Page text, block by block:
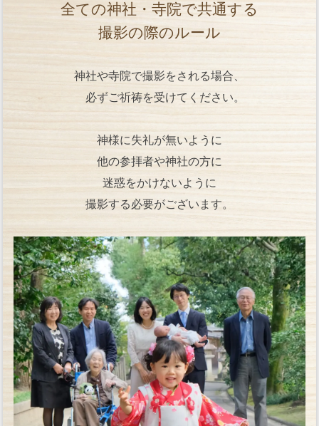
全ての神社・寺院で共通する
撮影の際のルール
神社や寺院で撮影をされる場合、
必ずご祈祷を受けてください。
神様に失礼が無いように
他の参拝者や神社の方に
迷惑をかけないように
撮影する必要がございます。